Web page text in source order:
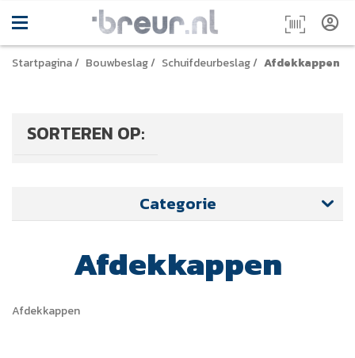
Startpagina/ Bouwbeslag/ Schuifdeurbeslag/ Afdekkappen
SORTEREN OP:
Categorie
Afdekkappen
Afdekkappen